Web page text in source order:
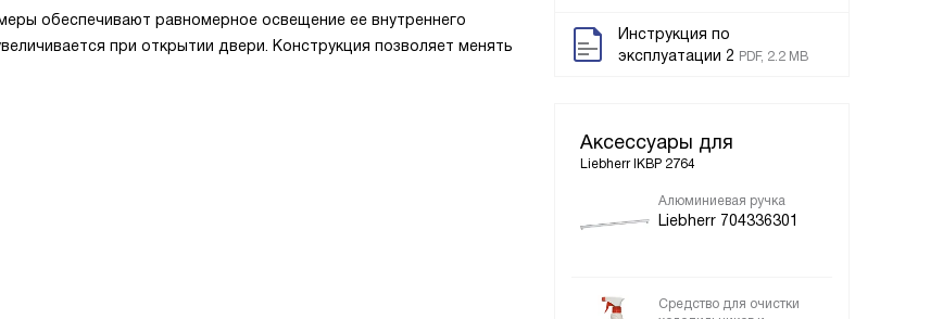
Инструкция по
эксплуатации 2 PDF, 2.2 MB
Аксессуары для
Liebherr IKBP 2764
Алюминиевая ручка
Liebherr 704336301
Средство для очистки
обеспечивают равномерное освещение ее внутреннего
при открытии двери. Конструкция позволяет менять